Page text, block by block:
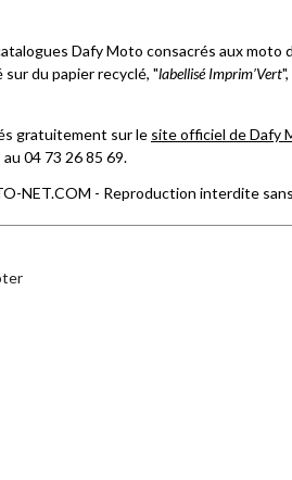
Dafy Moto consacrés aux moto
du papier recyclé, "labellisé Imprim’Vert
gratuitement sur le site officiel de Dafy
04 73 26 85 69.
NET.COM - Reproduction interdite